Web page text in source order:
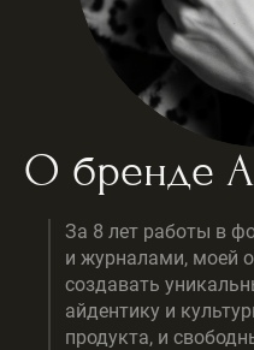
О бренде
За 8 лет работы в
и журналами, моей
создавать
айдентику и
продукта, и